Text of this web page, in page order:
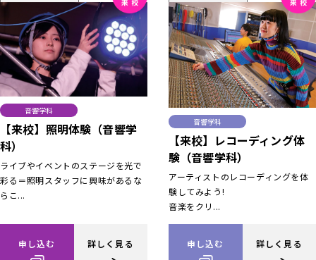
音響学科
【来校】照明体験（音響学
科）
ライブやイベントのステージを光で
彩る＝照明スタッフに興味があるな
らこ...
申し込む 詳しく見る
音響学科
【来校】レコーディング体
験（音響学科）
アーティストのレコーディングを体
験してみよう!
音楽をクリ...
申し込む 詳しく見る